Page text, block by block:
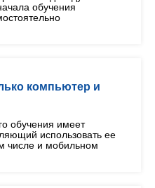
обучения
компьютер и
обучения имеет
использовать ее
числе и мобильном